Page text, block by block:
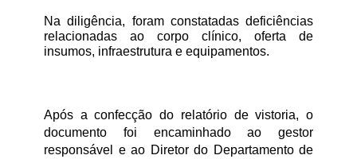
Na diligência, foram constatadas deficiências
relacionadas ao corpo clínico, oferta de
insumos, infraestrutura e equipamentos.
Após a confecção do relatório de vistoria, o
documento foi encaminhado ao gestor
responsável e ao Diretor do Departamento de